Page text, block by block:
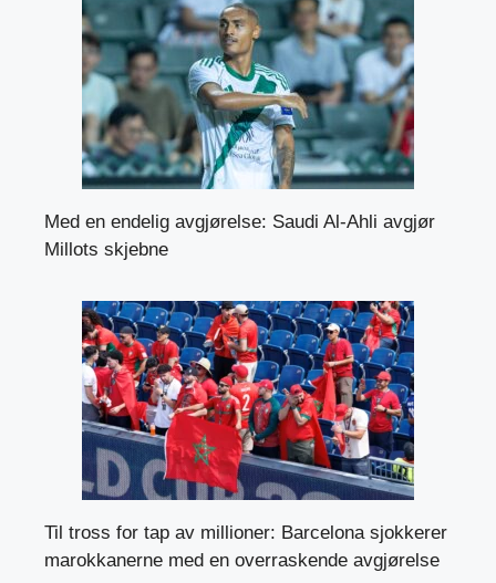
Med en endelig avgjørelse: Saudi Al-Ahli avgjør
Millots skjebne
Til tross for tap av millioner: Barcelona sjokkerer
marokkanerne med en overraskende avgjørelse